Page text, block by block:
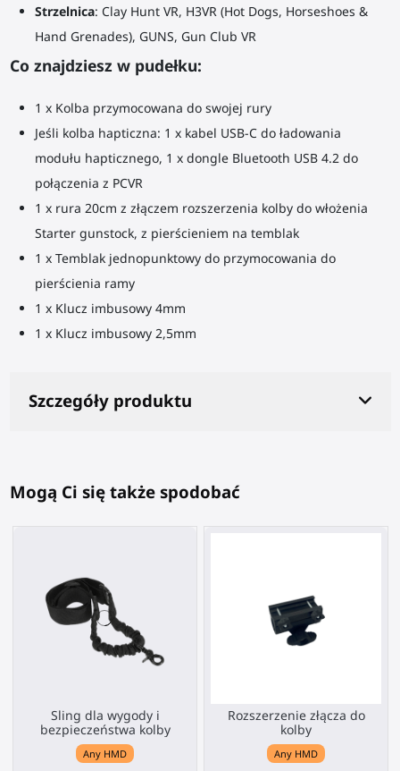
Strzelnica: Clay Hunt VR, H3VR (Hot Dogs, Horseshoes &
Hand Grenades), GUNS, Gun Club VR
Co znajdziesz w pudełku:
1 x Kolba przymocowana do swojej rury
Jeśli kolba hapticzna: 1 x kabel USB-C do ładowania
modułu hapticznego, 1 x dongle Bluetooth USB 4.2 do
połączenia z PCVR
1 x rura 20cm z złączem rozszerzenia kolby do włożenia
Starter gunstock, z pierścieniem na temblak
1 x Temblak jednopunktowy do przymocowania do
pierścienia ramy
1 x Klucz imbusowy 4mm
1 x Klucz imbusowy 2,5mm
Szczegóły produktu
Mogą Ci się także spodobać
Sling dla wygody i
bezpieczeństwa kolby
Any HMD
Rozszerzenie złącza do
kolby
Any HMD